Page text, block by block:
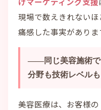
現場で数えきれないほ
痛感した事実がありま
——同じ美容施術で
分野も技術レベル
美容医療は、お客様